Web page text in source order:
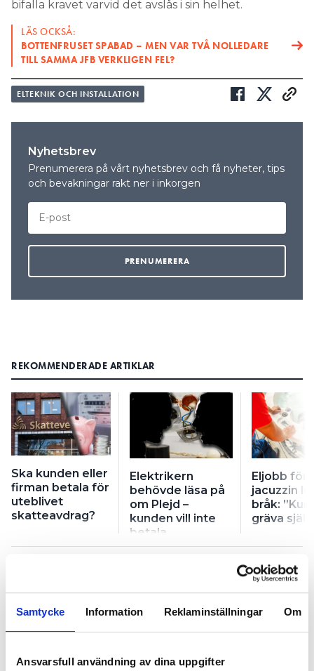
Samtycke Information Reklaminställningar Om
Ansvarsfull användning av dina uppgifter
bifalla kravet varvid det avslås i sin helhet.
LÄS OCKSÅ:
BOTTENFRUSET SPABAD – MEN VAR TVÅ NOLLEDARE
TILL SAMMA JFB VERKLIGEN FEL?
ELTEKNIK OCH INSTALLATION
Nyhetsbrev
Prenumerera på vårt nyhetsbrev och få nyheter, tips
och bevakningar rakt ner i inkorgen
REKOMMENDERADE ARTIKLAR
Ska kunden eller
firman betala för
uteblivet
skatteavdrag?
Elektrikern
behövde läsa på
om Plejd –
kunden vill inte
betala
Eljobb för
jacuzzin
bråk:
gräva
Ska kunden eller firman
betala för uteblivet